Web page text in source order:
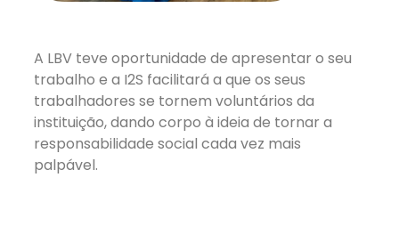
A LBV teve oportunidade de apresentar o seu
trabalho e a I2S facilitará a que os seus
trabalhadores se tornem voluntários da
instituição, dando corpo à ideia de tornar a
responsabilidade social cada vez mais
palpável.